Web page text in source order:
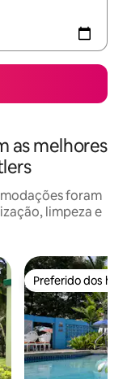
as melhores
foram
limpeza e
Preferido dos
Preferido dos